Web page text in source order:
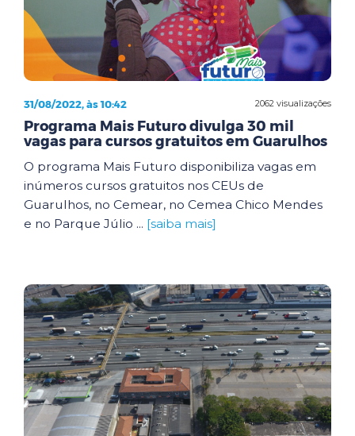
2062 visualizações
31/08/2022, às 10:42
Programa Mais Futuro divulga 30 mil
vagas para cursos gratuitos em Guarulhos
O programa Mais Futuro disponibiliza vagas em
inúmeros cursos gratuitos nos CEUs de
Guarulhos, no Cemear, no Cemea Chico Mendes
e no Parque Júlio ... [saiba mais]